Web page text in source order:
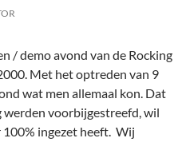
/ demo avond van de Rocking
Met het optreden van 9
wat men allemaal kon. Dat
werden voorbijgestreefd, wil
100% ingezet heeft. Wij